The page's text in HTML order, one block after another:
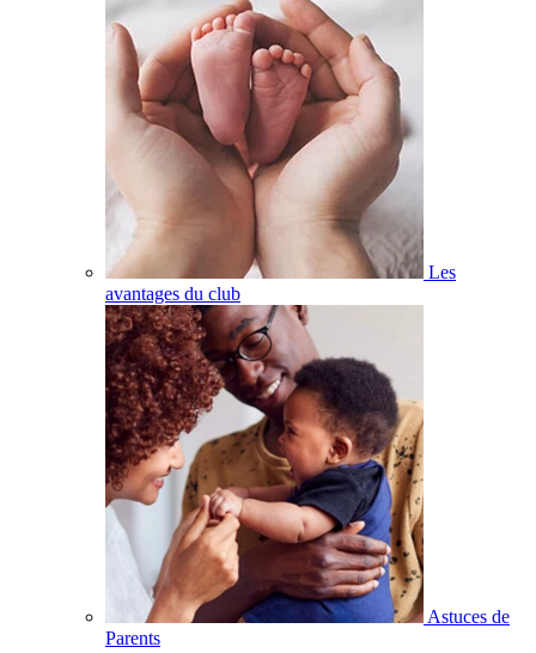
Les
avantages du club
Astuces de
Parents